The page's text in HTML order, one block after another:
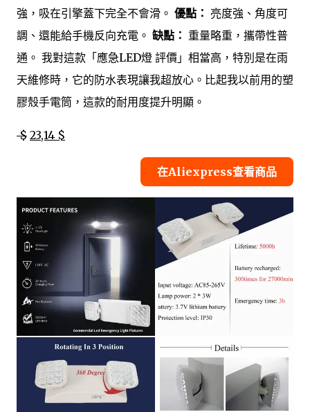
強，吸在引擎蓋下完全不會滑。 優點： 亮度強、角度可
調、還能給手機反向充電。 缺點： 重量略重，攜帶性普
通。 我對這款「應急LED燈 評價」相當高，特別是在雨
天維修時，它的防水表現讓我超放心。比起我以前用的塑
膠殼手電筒，這款的耐用度提升明顯。
$ 23,14 $
在Aliexpress查看商品